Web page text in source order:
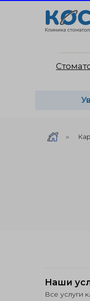
»
Наши
Все услуги